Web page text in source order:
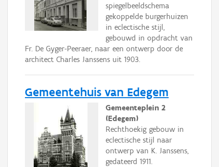
spiegelbeeldschema
gekoppelde burgerhuizen
in eclectische stijl,
gebouwd in opdracht van
Fr. De Gyger-Peeraer, naar een ontwerp door de
architect Charles Janssens uit 1903.
Gemeentehuis van Edegem
Gemeenteplein 2
(Edegem)
Rechthoekig gebouw in
eclectische stijl naar
ontwerp van K. Janssens,
gedateerd 1911.